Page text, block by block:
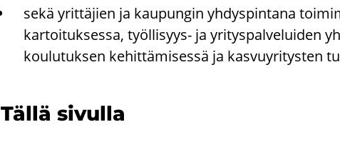
sekä yrit­tä­jien ja kau­pun­gin yh­dys­pin­ta­na
kar­toi­tuk­ses­sa, työllisyys-​ ja yri­tys­pal­ve­lui­den
kou­lu­tuk­sen ke­hit­tä­mi­ses­sä ja kas­vu­yri­tys­ten
Tällä si­vul­la